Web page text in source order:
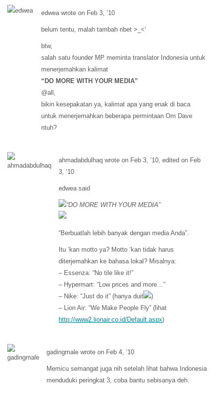
edwea wrote on Feb 3, ’10
belum tentu, malah tambah ribet >_<‘
btw,
salah satu founder MP meminta translator Indonesia untuk
menerjemahkan kalimat
“DO MORE WITH YOUR MEDIA”
@all,
bikin kesepakatan ya, kalimat apa yang enak di baca
untuk menerjemahkan beberapa permintaan Om Dave
ntuh?
ahmadabdulhaq wrote on Feb 3, ’10, edited on Feb
3, ’10
edwea said
“DO MORE WITH YOUR MEDIA”
“Berbuatlah lebih banyak dengan media Anda”.
Itu ‘kan motto ya? Motto ‘kan tidak harus
diterjemahkan ke bahasa lokal? Misalnya:
– Essenza: “No tile like it!”
– Hypermart: “Low prices and more…”
– Nike: “Just do it” (hanya duit
)
– Lion Air: “We Make People Fly” (lihat
http://www2.lionair.co.id/Default.aspx)
gadingmale wrote on Feb 4, ’10
Memicu semangat juga nih setelah lihat bahwa Indonesia
menduduki peringkat 3, coba bantu sebisanya deh.